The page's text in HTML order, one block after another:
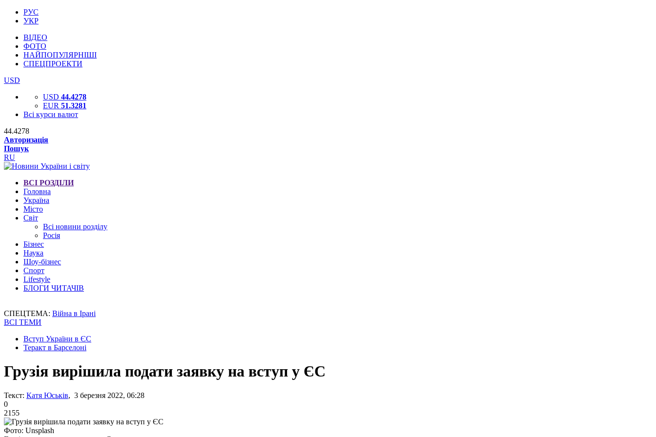
РУС
УКР
ВІДЕО
ФОТО
НАЙПОПУЛЯРНІШІ
СПЕЦПРОЕКТИ
USD
USD 44.4278
EUR 51.3281
Всі курси валют
44.4278
Авторизація
Пошук
RU
ВСІ РОЗДІЛИ
Головна
Україна
Місто
Світ
Всі новини розділу
Росія
Бізнес
Наука
Шоу-бізнес
Спорт
Lifestyle
БЛОГИ ЧИТАЧІВ
СПЕЦТЕМА: Війна в Ірані
ВСІ ТЕМИ
Вступ України в ЄС
Теракт в Барселоні
Грузія вирішила подати заявку на вступ у ЄС
Текст: Катя Юськів, 3 березня 2022, 06:28
0
2155
Фото: Unsplash